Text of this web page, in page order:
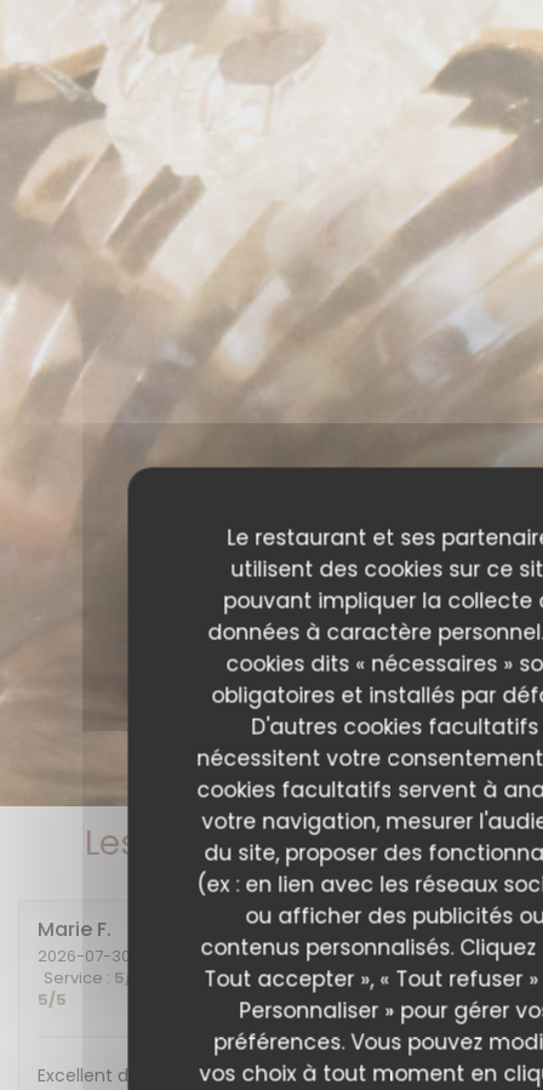
Le restaurant et ses
utilisent des cookies sur ce
pouvant impliquer la collecte
données à caractère
cookies dits « nécessaires »
obligatoires et installés par
D'autres cookies facultatifs
nécessitent votre
cookies facultatifs servent à
votre navigation, mesurer
du site, proposer des
(ex : en lien avec les réseaux
ou afficher des publicités
contenus personnalisés. Cliquez
Tout accepter », « Tout refuser »
Personnaliser » pour gérer
préférences. Vous pouvez
vos choix à tout moment en
Les avis de nos clients
Marie F
2026-07-30
- 20:00 - Couverts 2
Service : 5/5 Ambiance: 5 /5 Cuisine: 5 /5 Qualité / Prix:
5/5
Excellent diner et excellente soirée, nous